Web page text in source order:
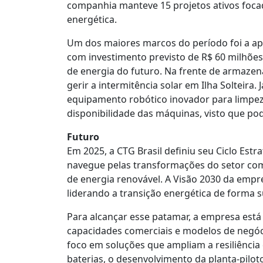
companhia manteve 15 projetos ativos
energética.
Um dos maiores marcos do período foi a
com investimento previsto de R$ 60
de energia do futuro. Na frente de
gerir a intermitência solar em Ilha Solteira.
equipamento robótico inovador para
disponibilidade das máquinas, visto que
Futuro
Em 2025, a CTG Brasil definiu seu Ciclo
navegue pelas transformações do setor
de energia renovável. A Visão 2030 da
liderando a transição energética de forma
Para alcançar esse patamar, a empresa
capacidades comerciais e modelos de
foco em soluções que ampliam a
baterias, o desenvolvimento da planta-